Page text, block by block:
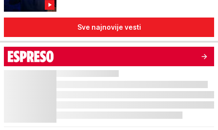
Sve najnovije vesti